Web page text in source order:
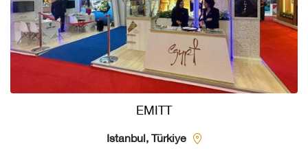
EMITT
Istanbul, Türkiye